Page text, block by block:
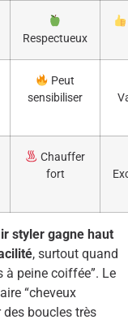
Respectueux
Peut
sensibiliser
Chauffer
fort
styler gagne haut
, surtout quand
à peine coiffée”. Le
“cheveux
des boucles très